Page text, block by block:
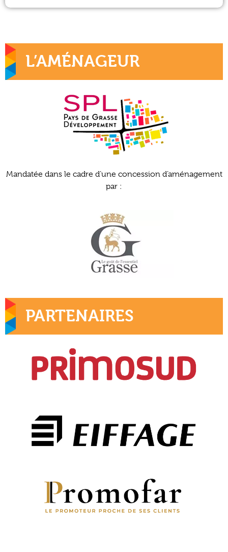
L’AMÉNAGEUR
Mandatée dans le cadre d’une concession d’aménagement
par :
PARTENAIRES